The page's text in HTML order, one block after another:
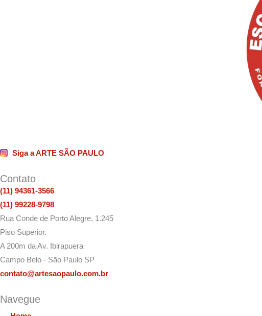
Siga a ARTE SÃO PAULO
Contato
(11) 94361-3566
(11) 99228-9798
Rua Conde de Porto Alegre, 1.245
Piso Superior.
A 200m da Av. Ibirapuera
Campo Belo - São Paulo SP
contato@artesaopaulo.com.br
Navegue